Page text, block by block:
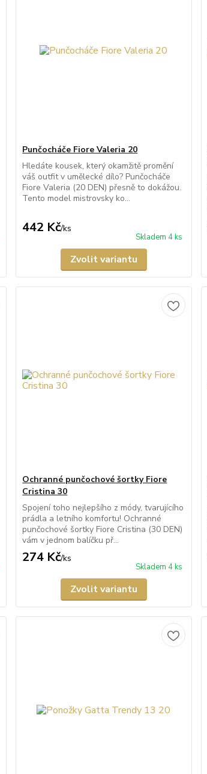
Punčocháče Fiore Valeria 20
Hledáte kousek, který okamžitě promění
váš outfit v umělecké dílo? Punčocháče
Fiore Valeria (20 DEN) přesně to dokážou.
Tento model mistrovsky ko...
442 Kč/ks
Skladem 4 ks
Zvolit variantu
Ochranné punčochové šortky Fiore
Cristina 30
Spojení toho nejlepšího z módy, tvarujícího
prádla a letního komfortu! Ochranné
punčochové šortky Fiore Cristina (30 DEN)
vám v jednom balíčku př...
274 Kč/ks
Skladem 4 ks
Zvolit variantu